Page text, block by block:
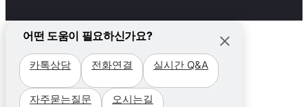
어떤 도움이 필요하신가요?
카톡상담 전화연결 실시간 Q&A
자주묻는질문 오시는길
필리핀